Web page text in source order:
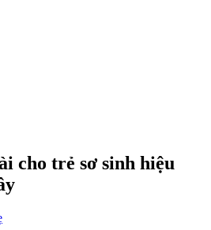
cho trẻ sơ sinh hiệu